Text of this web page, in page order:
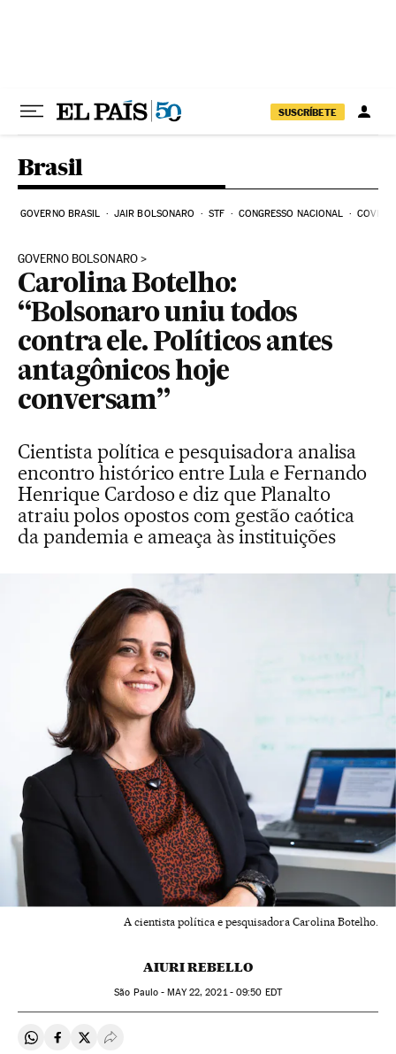
SUSCRÍBETE
Brasil
GOVERNO BRASIL JAIR BOLSONARO STF CONGRESSO NACIONAL COVID-
GOVERNO BOLSONARO
Carolina Botelho:
“Bolsonaro uniu todos
contra ele. Políticos antes
antagônicos hoje
conversam”
Cientista política e pesquisadora analisa
encontro histórico entre Lula e Fernando
Henrique Cardoso e diz que Planalto
atraiu polos opostos com gestão caótica
da pandemia e ameaça às instituições
A cientista política e pesquisadora Carolina Botelho.
AIURI REBELLO
São Paulo - MAY22, 2021 - 09:50 EDT
Compartir en Whatsapp
Compartir en Facebook
Compartir en Twitter
Desplegar Redes Sociales